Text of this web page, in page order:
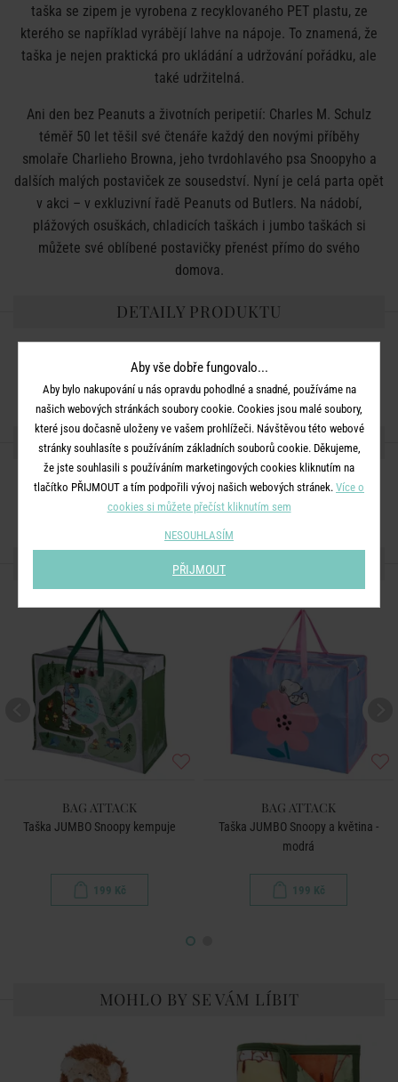
taška se zipem je vyrobena z recyklovaného PET plastu, ze
kterého se například vyrábějí lahve na nápoje. To znamená, že
taška je nejen praktická pro ukládání a udržování pořádku, ale
také udržitelná.
Ani den bez Peanuts a životních peripetií: Charles M. Schulz
téměř 50 let těšil své čtenáře každý den novými příběhy
smolaře Charlieho Browna, jeho tvrdohlavého psa Snoopyho a
dalších malých postaviček ze sousedství. Nyní je celá parta opět
v akci – v exkluzivní řadě Peanuts od Butlers. Na nádobí,
plážových osuškách, chladicích taškách i jumbo taškách si
můžete své oblíbené postavičky přenést přímo do svého
domova.
DETAILY PRODUKTU
Materiál:
recyklovaný PET
SDÍLEJTE S PŘÁTELI
DALŠÍ PRODUKTY ZE SÉRIE
BAG ATTACK
Taška JUMBO Snoopy kempuje
199 Kč
BAG ATTACK
Taška JUMBO Snoopy a květina -
modrá
199 Kč
MOHLO BY SE VÁM LÍBIT
Aby vše dobře fungovalo...
Aby bylo nakupování u nás opravdu pohodlné a snadné, používáme na
našich webových stránkách soubory cookie. Cookies jsou malé soubory,
které jsou dočasně uloženy ve vašem prohlížeči. Návštěvou této webové
stránky souhlasíte s používáním základních souborů cookie. Děkujeme,
že jste souhlasili s používáním marketingových cookies kliknutím na
tlačítko PŘIJMOUT a tím podpořili vývoj našich webových stránek. Více o
cookies si můžete přečíst kliknutím sem
NESOUHLASÍM
PŘIJMOUT